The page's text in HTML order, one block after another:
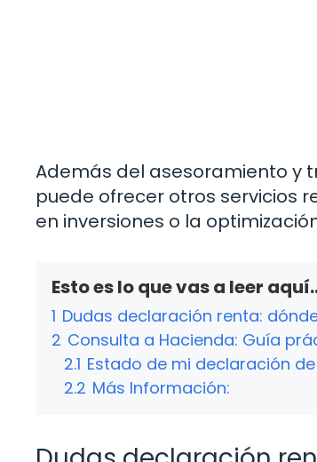
Además del asesoramiento y
puede ofrecer otros servicios
en inversiones o la
Esto es lo que vas a leer
1 Dudas declaración renta:
2 Consulta a Hacienda: Guía
2.1 Estado de mi declaración
2.2 Más Información: